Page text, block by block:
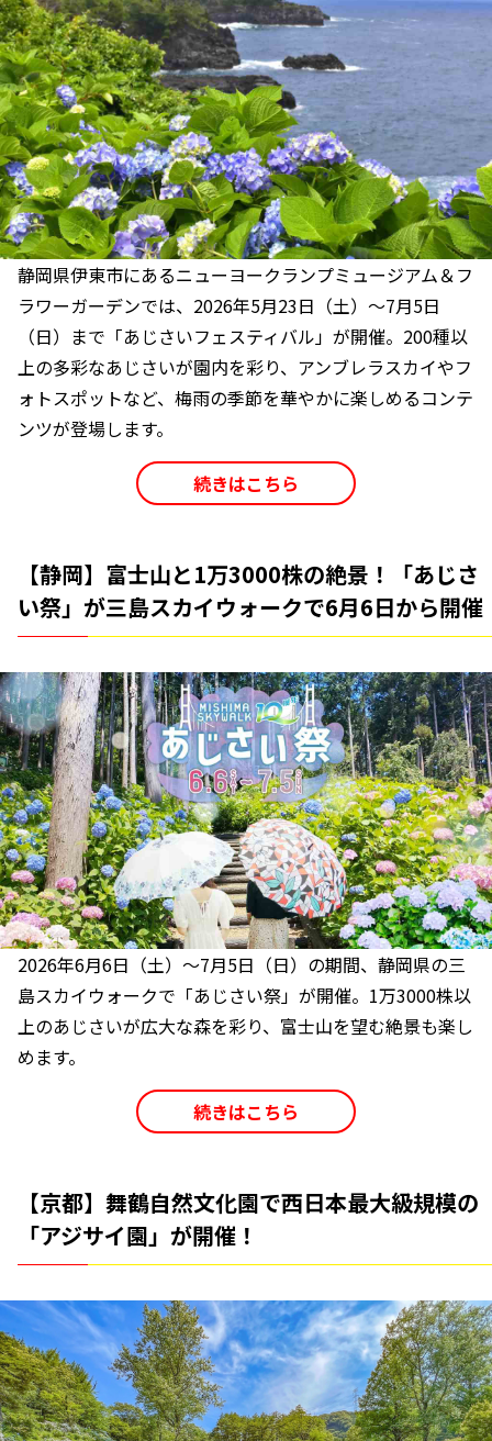
静岡県伊東市にあるニューヨークランプミュージアム＆フ
ラワーガーデンでは、2026年5月23日（土）～7月5日
（日）まで「あじさいフェスティバル」が開催。200種以
上の多彩なあじさいが園内を彩り、アンブレラスカイやフ
ォトスポットなど、梅雨の季節を華やかに楽しめるコンテ
ンツが登場します。
続きはこちら
【静岡】富士山と1万3000株の絶景！「あじさ
い祭」が三島スカイウォークで6月6日から開催
2026年6月6日（土）～7月5日（日）の期間、静岡県の三
島スカイウォークで「あじさい祭」が開催。1万3000株以
上のあじさいが広大な森を彩り、富士山を望む絶景も楽し
めます。
続きはこちら
【京都】舞鶴自然文化園で西日本最大級規模の
「アジサイ園」が開催！